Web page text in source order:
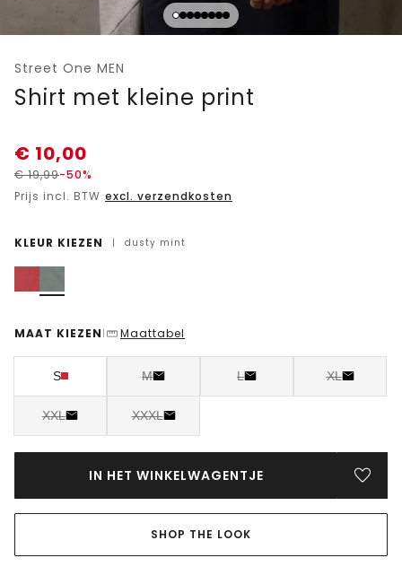
Street One MEN
Shirt met kleine print
€ 10,00
€19,99-50%
Prijs incl. BTW excl. verzendkosten
KLEUR KIEZEN | dusty mint
MAAT KIEZEN | Maattabel
S M L XL
XXL XXXL
IN HET WINKELWAGENTJE
SHOP THE LOOK